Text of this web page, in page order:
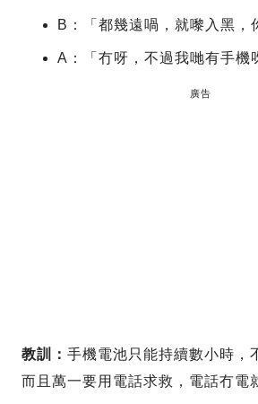
B：「都幾遠喎，就嚟入黑，
A：「冇呀，不過我哋有手機
廣告
教訓： 手機電池只能持續數小時，
而且萬一要用電話求救，電話冇電